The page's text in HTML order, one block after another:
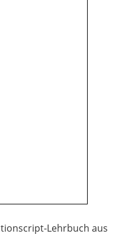
Lehrbuch aus